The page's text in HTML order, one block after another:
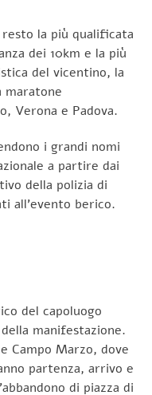
la più qualificata
dei 10km e la più
del vicentino, la
maratone
Verona e Padova.
i grandi nomi
a partire dai
della polizia di
all’evento berico.
del capoluogo
manifestazione.
Campo Marzo, dove
partenza, arrivo e
di piazza di